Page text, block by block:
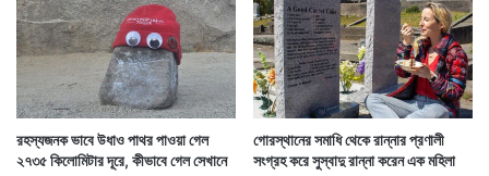
রহস্যজনক ভাবে উধাও পাথর পাওয়া গেল
২৭৩৫ কিলোমিটার দূরে, কীভাবে গেল সেখানে
গোরস্থানের সমাধি থেকে রান্নার প্রণালী
সংগ্রহ করে সুস্বাদু রান্না করেন এক মহিলা